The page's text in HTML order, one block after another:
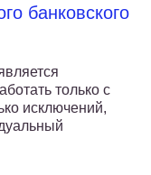
банковского
только с
исключений,